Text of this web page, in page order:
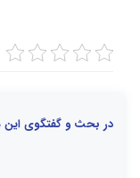
در بحث و گفتگوی این